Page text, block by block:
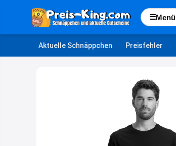
☰Menü
Aktuelle Schnäppchen Preisfehler